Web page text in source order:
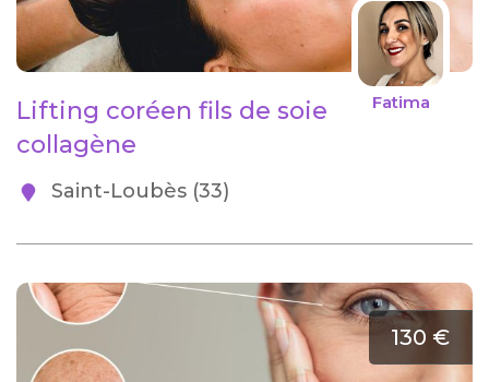
Fatima
Lifting coréen fils de soie
collagène
Saint-Loubès (33)
130 €